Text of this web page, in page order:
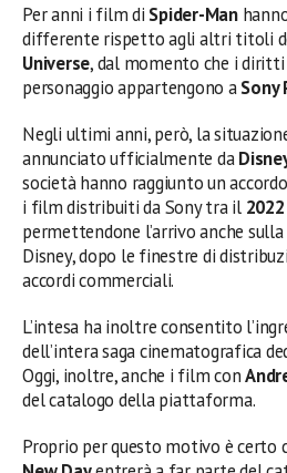
Per anni i film di Spider-Man
differente rispetto agli altri titoli
Universe, dal momento che i
personaggio appartengono aSony
Negli ultimi anni, però, la
annunciato ufficialmente da
società hanno raggiunto un
i film distribuiti da Sony tra il
permettendone l’arrivo anche
Disney, dopo le finestre di
accordi commerciali.
L’intesa ha inoltre consentito
dell’intera saga cinematografica
Oggi, inoltre, anche i film con
del catalogo della piattaforma.
Proprio per questo motivo è certo